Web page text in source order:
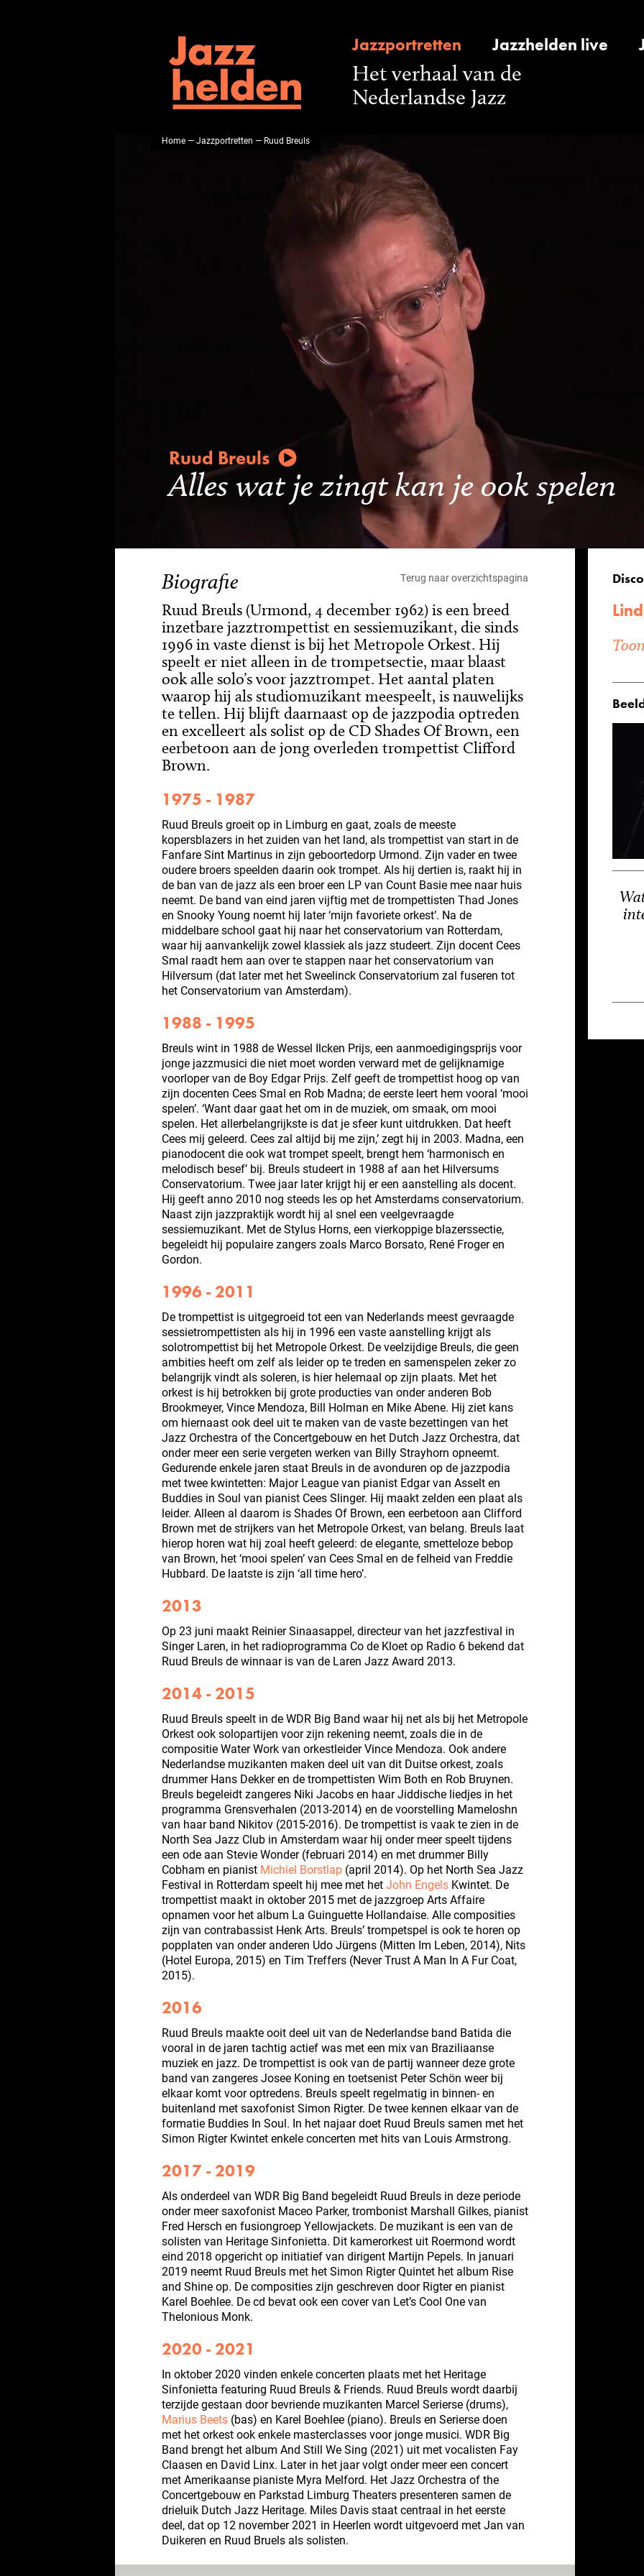
Jazzportretten Jazzhelden live
Het verhaal van de
Nederlandse Jazz
Home—Jazzportretten — Ruud Breuls
Ruud Breuls
Alles wat je zingt kan je ook spelen
Biografie Terug naar overzichtspagina
Ruud Breuls (Urmond, 4 december 1962) is een breed
inzetbare jazztrompettist en sessiemuzikant, die sinds
1996 in vaste dienst is bij het Metropole Orkest. Hij
speelt er niet alleen in de trompetsectie, maar blaast
ook alle solo’s voor jazztrompet. Het aantal platen
waarop hij als studiomuzikant meespeelt, is nauwelijks
te tellen. Hij blijft daarnaast op de jazzpodia optreden
en excelleert als solist op de CD Shades Of Brown, een
eerbetoon aan de jong overleden trompettist Clifford
Brown.
1975 - 1987
Ruud Breuls groeit op in Limburg en gaat, zoals de meeste
kopersblazers in het zuiden van het land, als trompettist van start in de
Fanfare Sint Martinus in zijn geboortedorp Urmond. Zijn vader en twee
oudere broers speelden daarin ook trompet. Als hij dertien is, raakt hij in
de ban van de jazz als een broer een LP van Count Basie mee naar huis
neemt. De band van eind jaren vijftig met de trompettisten Thad Jones
en Snooky Young noemt hij later ‘mijn favoriete orkest’. Na de
middelbare school gaat hij naar het conservatorium van Rotterdam,
waar hij aanvankelijk zowel klassiek als jazz studeert. Zijn docent Cees
Smal raadt hem aan over te stappen naar het conservatorium van
Hilversum (dat later met het Sweelinck Conservatorium zal fuseren tot
het Conservatorium van Amsterdam).
1988 - 1995
Breuls wint in 1988 de Wessel Ilcken Prijs, een aanmoedigingsprijs voor
jonge jazzmusici die niet moet worden verward met de gelijknamige
voorloper van de Boy Edgar Prijs. Zelf geeft de trompettist hoog op van
zijn docenten Cees Smal en Rob Madna; de eerste leert hem vooral ‘mooi
spelen’. ‘Want daar gaat het om in de muziek, om smaak, om mooi
spelen. Het allerbelangrijkste is dat je sfeer kunt uitdrukken. Dat heeft
Cees mij geleerd. Cees zal altijd bij me zijn,’ zegt hij in 2003. Madna, een
pianodocent die ook wat trompet speelt, brengt hem ‘harmonisch en
melodisch besef’ bij. Breuls studeert in 1988 af aan het Hilversums
Conservatorium. Twee jaar later krijgt hij er een aanstelling als docent.
Hij geeft anno 2010 nog steeds les op het Amsterdams conservatorium.
Naast zijn jazzpraktijk wordt hij al snel een veelgevraagde
sessiemuzikant. Met de Stylus Horns, een vierkoppige blazerssectie,
begeleidt hij populaire zangers zoals Marco Borsato, René Froger en
Gordon.
1996 - 2011
De trompettist is uitgegroeid tot een van Nederlands meest gevraagde
sessietrompettisten als hij in 1996 een vaste aanstelling krijgt als
solotrompettist bij het Metropole Orkest. De veelzijdige Breuls, die geen
ambities heeft om zelf als leider op te treden en samenspelen zeker zo
belangrijk vindt als soleren, is hier helemaal op zijn plaats. Met het
orkest is hij betrokken bij grote producties van onder anderen Bob
Brookmeyer, Vince Mendoza, Bill Holman en Mike Abene. Hij ziet kans
om hiernaast ook deel uit te maken van de vaste bezettingen van het
Jazz Orchestra of the Concertgebouw en het Dutch Jazz Orchestra, dat
onder meer een serie vergeten werken van Billy Strayhorn opneemt.
Gedurende enkele jaren staat Breuls in de avonduren op de jazzpodia
met twee kwintetten: Major League van pianist Edgar van Asselt en
Buddies in Soul van pianist Cees Slinger. Hij maakt zelden een plaat als
leider. Alleen al daarom is Shades Of Brown, een eerbetoon aan Clifford
Brown met de strijkers van het Metropole Orkest, van belang. Breuls laat
hierop horen wat hij zoal heeft geleerd: de elegante, smetteloze bebop
van Brown, het ‘mooi spelen’ van Cees Smal en de felheid van Freddie
Hubbard. De laatste is zijn ‘all time hero’.
2013
Op 23 juni maakt Reinier Sinaasappel, directeur van het jazzfestival in
Singer Laren, in het radioprogramma Co de Kloet op Radio 6 bekend dat
Ruud Breuls de winnaar is van de Laren Jazz Award 2013.
2014 - 2015
Ruud Breuls speelt in de WDR Big Band waar hij net als bij het Metropole
Orkest ook solopartijen voor zijn rekening neemt, zoals die in de
compositie Water Work van orkestleider Vince Mendoza. Ook andere
Nederlandse muzikanten maken deel uit van dit Duitse orkest, zoals
drummer Hans Dekker en de trompettisten Wim Both en Rob Bruynen.
Breuls begeleidt zangeres Niki Jacobs en haar Jiddische liedjes in het
programma Grensverhalen (2013-2014) en de voorstelling Mameloshn
van haar band Nikitov (2015-2016). De trompettist is vaak te zien in de
North Sea Jazz Club in Amsterdam waar hij onder meer speelt tijdens
een ode aan Stevie Wonder (februari 2014) en met drummer Billy
Cobham en pianist Michiel Borstlap (april 2014). Op het North Sea Jazz
Festival in Rotterdam speelt hij mee met hetJohn Engels Kwintet. De
trompettist maakt in oktober 2015 met de jazzgroep Arts Affaire
opnamen voor het album La Guinguette Hollandaise. Alle composities
zijn van contrabassist Henk Arts. Breuls’ trompetspel is ook te horen op
popplaten van onder anderen Udo Jürgens (Mitten Im Leben, 2014), Nits
(Hotel Europa, 2015) en Tim Treffers (Never Trust A Man In A Fur Coat,
2015).
2016
Ruud Breuls maakte ooit deel uit van de Nederlandse band Batida die
vooral in de jaren tachtig actief was met een mix van Braziliaanse
muziek en jazz. De trompettist is ook van de partij wanneer deze grote
band van zangeres Josee Koning en toetsenist Peter Schön weer bij
elkaar komt voor optredens. Breuls speelt regelmatig in binnen- en
buitenland met saxofonist Simon Rigter. De twee kennen elkaar van de
formatie Buddies In Soul. In het najaar doet Ruud Breuls samen met het
Simon Rigter Kwintet enkele concerten met hits van Louis Armstrong.
2017 - 2019
Als onderdeel van WDR Big Band begeleidt Ruud Breuls in deze periode
onder meer saxofonist Maceo Parker, trombonist Marshall Gilkes, pianist
Fred Hersch en fusiongroep Yellowjackets. De muzikant is een van de
solisten van Heritage Sinfonietta. Dit kamerorkest uit Roermond wordt
eind 2018 opgericht op initiatief van dirigent Martijn Pepels. In januari
2019 neemt Ruud Breuls met het Simon Rigter Quintet het album Rise
and Shine op. De composities zijn geschreven door Rigter en pianist
Karel Boehlee. De cd bevat ook een cover van Let’s Cool One van
Thelonious Monk.
2020 - 2021
In oktober 2020 vinden enkele concerten plaats met het Heritage
Sinfonietta featuring Ruud Breuls & Friends. Ruud Breuls wordt daarbij
terzijde gestaan door bevriende muzikanten Marcel Serierse (drums),
Marius Beets (bas) en Karel Boehlee (piano). Breuls en Serierse doen
met het orkest ook enkele masterclasses voor jonge musici. WDR Big
Band brengt het album And Still We Sing (2021) uit met vocalisten Fay
Claasen en David Linx. Later in het jaar volgt onder meer een concert
met Amerikaanse pianiste Myra Melford. Het Jazz Orchestra of the
Concertgebouw en Parkstad Limburg Theaters presenteren samen de
drieluik Dutch Jazz Heritage. Miles Davis staat centraal in het eerste
deel, dat op 12 november 2021 in Heerlen wordt uitgevoerd met Jan van
Duikeren en Ruud Bruels als solisten.